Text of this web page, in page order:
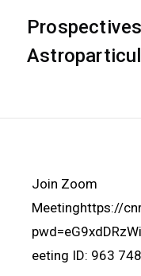
Join Zoom
Meetinghttps://
eeting ID: 963